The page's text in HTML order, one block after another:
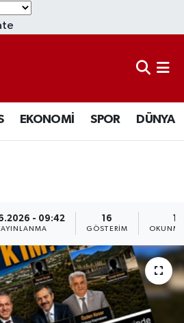
EKONOMİ SPOR DÜNYA
- 09:42 16
GÖSTERIM
1
Eczaneler
Haritası
ve Fikstür